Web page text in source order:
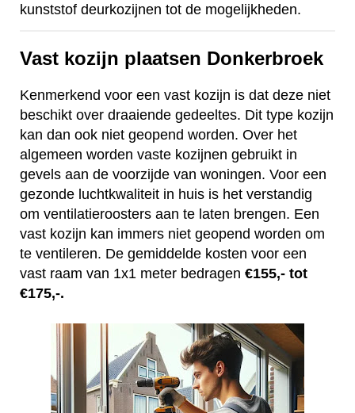
kunststof deurkozijnen tot de mogelijkheden.
Vast kozijn plaatsen Donkerbroek
Kenmerkend voor een vast kozijn is dat deze niet
beschikt over draaiende gedeeltes. Dit type kozijn
kan dan ook niet geopend worden. Over het
algemeen worden vaste kozijnen gebruikt in
gevels aan de voorzijde van woningen. Voor een
gezonde luchtkwaliteit in huis is het verstandig
om ventilatieroosters aan te laten brengen. Een
vast kozijn kan immers niet geopend worden om
te ventileren. De gemiddelde kosten voor een
vast raam van 1x1 meter bedragen €155,- tot
€175,-.